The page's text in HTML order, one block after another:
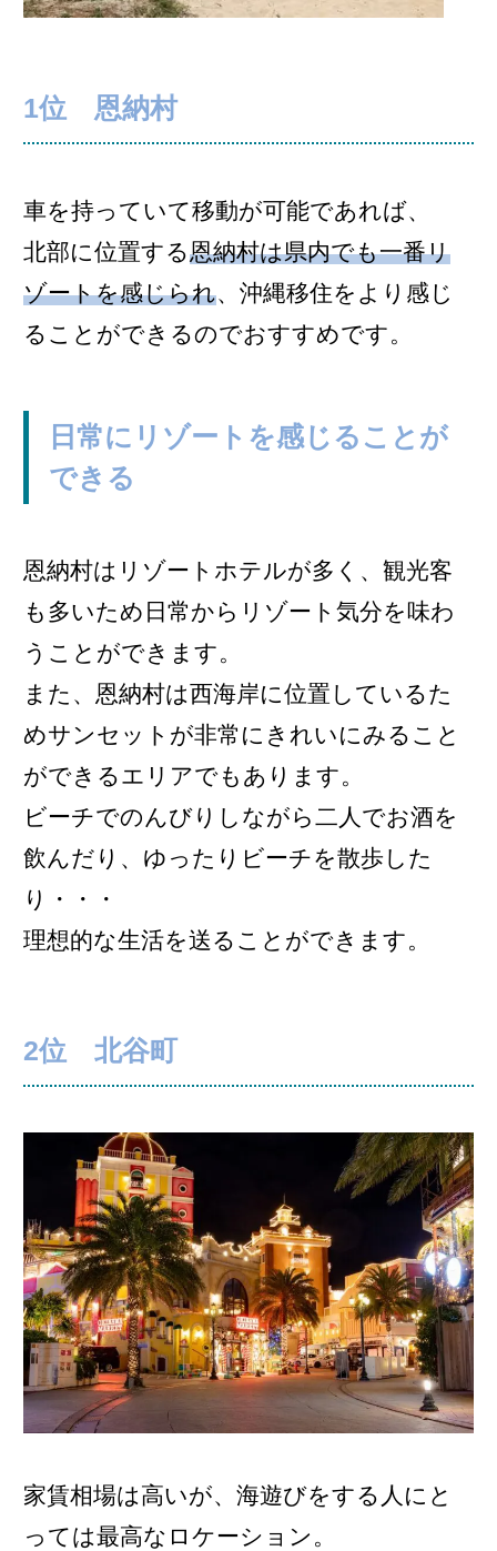
1位 恩納村
車を持っていて移動が可能であれば、
北部に位置する恩納村は県内でも一番リ
ゾートを感じられ、沖縄移住をより感じ
ることができるのでおすすめです。
日常にリゾートを感じることが
できる
恩納村はリゾートホテルが多く、観光客
も多いため日常からリゾート気分を味わ
うことができます。
また、恩納村は西海岸に位置しているた
めサンセットが非常にきれいにみること
ができるエリアでもあります。
ビーチでのんびりしながら二人でお酒を
飲んだり、ゆったりビーチを散歩した
り・・・
理想的な生活を送ることができます。
2位 北谷町
家賃相場は高いが、海遊びをする人にと
っては最高なロケーション。